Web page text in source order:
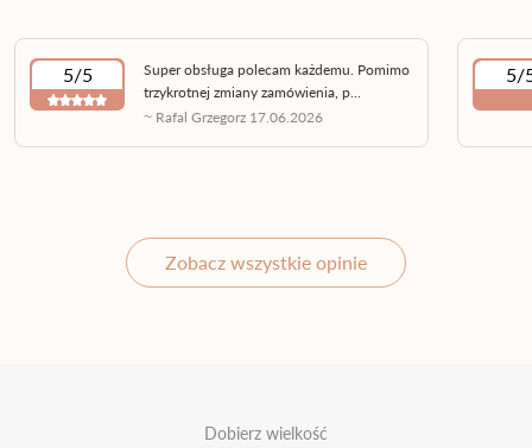
5/5
Super obsługa polecam każdemu. Pomimo
trzykrotnej zmiany zamówienia, p...
~ Rafal Grzegorz 17.06.2026
5/
Zobacz wszystkie opinie
Dobierz wielkość